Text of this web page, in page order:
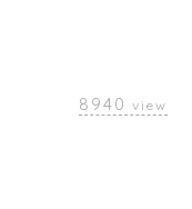
8940 view